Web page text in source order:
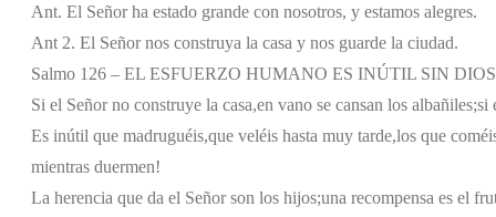
Ant. El Señor ha estado grande con nosotros, y estamos alegres.
Ant 2. El Señor nos construya la casa y nos guarde la ciudad.
Salmo 126 – EL ESFUERZO HUMANO ES INÚTIL SIN
Si el Señor no construye la casa,en vano se cansan los albañiles;si
Es inútil que madruguéis,que veléis hasta muy tarde,los que
mientras duermen!
La herencia que da el Señor son los hijos;una recompensa es el